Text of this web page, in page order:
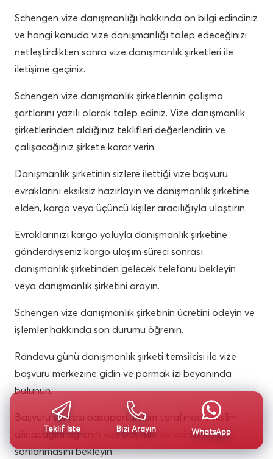
Schengen vize danışmanlığı hakkında ön bilgi edindiniz
ve hangi konuda vize danışmanlığı talep edeceğinizi
netleştirdikten sonra vize danışmanlık şirketleri ile
iletişime geçiniz.
Schengen vize danışmanlık şirketlerinin çalışma
şartlarını yazılı olarak talep ediniz. Vize danışmanlık
şirketlerinden aldığınız teklifleri değerlendirin ve
çalışacağınız şirkete karar verin.
Danışmanlık şirketinin sizlere ilettiği vize başvuru
evraklarını eksiksiz hazırlayın ve danışmanlık şirketine
elden, kargo veya üçüncü kişiler aracılığıyla ulaştırın.
Evraklarınızı kargo yoluyla danışmanlık şirketine
gönderdiyseniz kargo ulaşım süreci sonrası
danışmanlık şirketinden gelecek telefonu bekleyin
veya danışmanlık şirketini arayın.
Schengen vize danışmanlık şirketinin ücretini ödeyin ve
işlemler hakkında son durumu öğrenin.
Randevu günü danışmanlık şirketi temsilcisi ile vize
başvuru merkezine gidin ve parmak izi beyanında
bulunun.
Başvuru sonrası pasaportun kim tarafından teslim
alınacağını öğrenin vize başvuru sürecinizin
sonlanmasını bekleyin.
Teklif İste Bizi Arayın WhatsApp